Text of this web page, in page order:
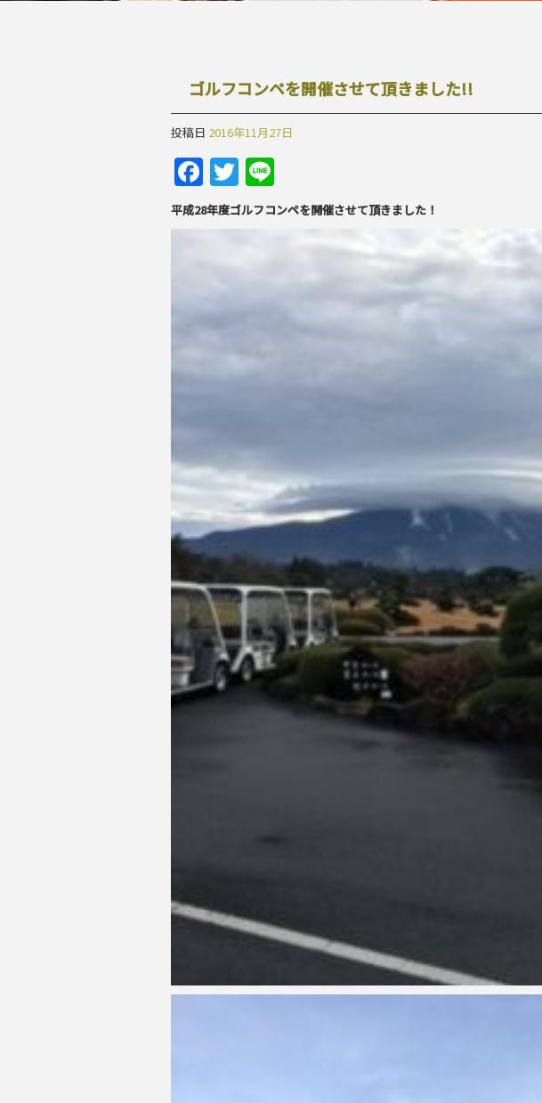
ゴルフコンペを開催させて頂きました!!
投稿日 2016年11月27日
Facebook
Twitter
平成28年度ゴルフコンペを開催させて頂きました！